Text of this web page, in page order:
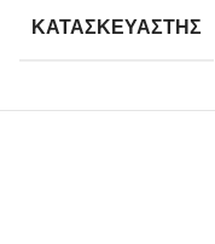
ΚΑΤΑΣΚΕΥΑΣΤΉΣ